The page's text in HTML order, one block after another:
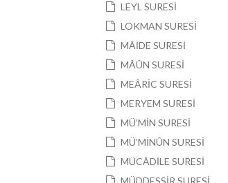
LEYL SURESİ
LOKMAN SURESİ
MÂİDE SURESİ
MÂÛN SURESİ
MEÂRİC SURESİ
MERYEM SURESİ
MÜ’MİN SURESİ
MÜ’MİNÛN SURESİ
MÜCÂDİLE SURESİ
MÜDDESSİR SURESİ